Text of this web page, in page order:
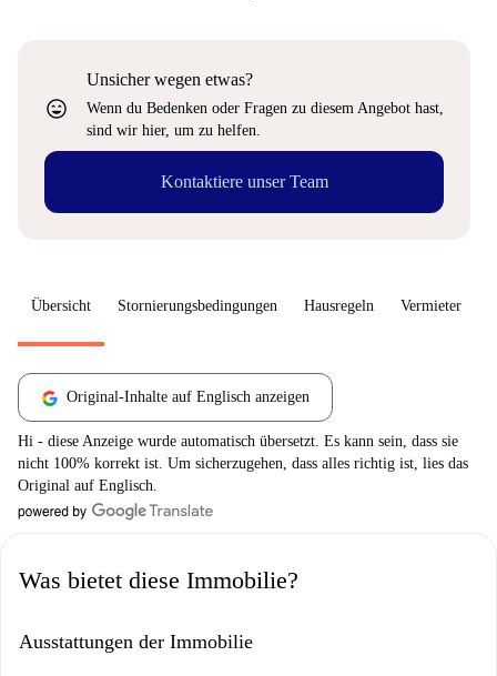
sentiment_very_satisfied
Unsicher wegen etwas?
Wenn du Bedenken oder Fragen zu diesem Angebot hast,
sind wir hier, um zu helfen.
Kontaktiere unser Team
Übersicht Stornierungsbedingungen Hausregeln Vermieter
Original-Inhalte auf Englisch anzeigen
Hi - diese Anzeige wurde automatisch übersetzt. Es kann sein, dass sie
nicht 100% korrekt ist. Um sicherzugehen, dass alles richtig ist, lies das
Original auf Englisch.
Was bietet diese Immobilie?
Ausstattungen der Immobilie